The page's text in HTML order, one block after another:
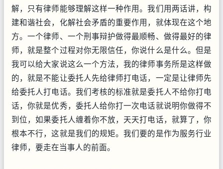
解，只有律师能够理解这样一种作用。我们用两话讲，构
建和谐社会，化解社会矛盾的重要作用，就体现在这个地
方。一个律师、一个刑事辩护做得最顺畅、做得最好的律
师，就是整个过程对你无限信任，你说什么是什么。但是
我可以给大家说这么一个方法，我的律师事务所是这样做
的，就是不能让委托人先给律师打电话，一定是让律师先
给委托人打电话。我们考核的标准就是委托人不给你打电
话，你就是优秀，委托人给你打一次电话就说明你做得不
到位，如果委托人缠着你不放，天天打电话，就算了，你
根本不行，这就是我们的规矩。我们要的是作为服务行业
律师，要走在当事人的前面。